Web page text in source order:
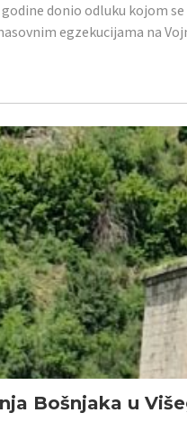
godine donio odluku kojom
egzekucijama na
Bošnjaka u